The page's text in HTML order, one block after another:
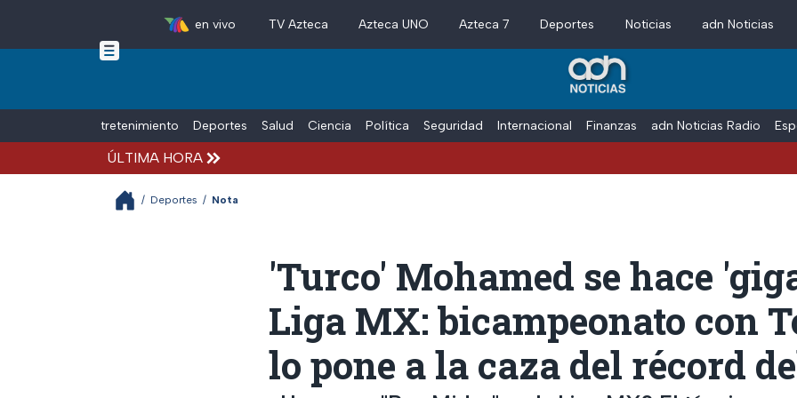
Skip to main content
en vivo TV Azteca Azteca UNO Azteca 7 Deportes Noticias adn Noticias
Entretenimiento Deportes Salud Ciencia Política Seguridad Internacional Finanzas adn Noticias Radio
ÚLTIMA HORA
/ Deportes / Nota
'Turco' Mohamed se hace
Liga MX: bicampeonato con
lo pone a la caza del récord